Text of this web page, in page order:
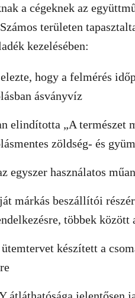
a cégeknek az
területen
kezelésében:
hogy a felmérés
ásványvíz
elindította „A természet
zöldség- és
egyszer használatos
márkás beszállítói
többek között
készített a